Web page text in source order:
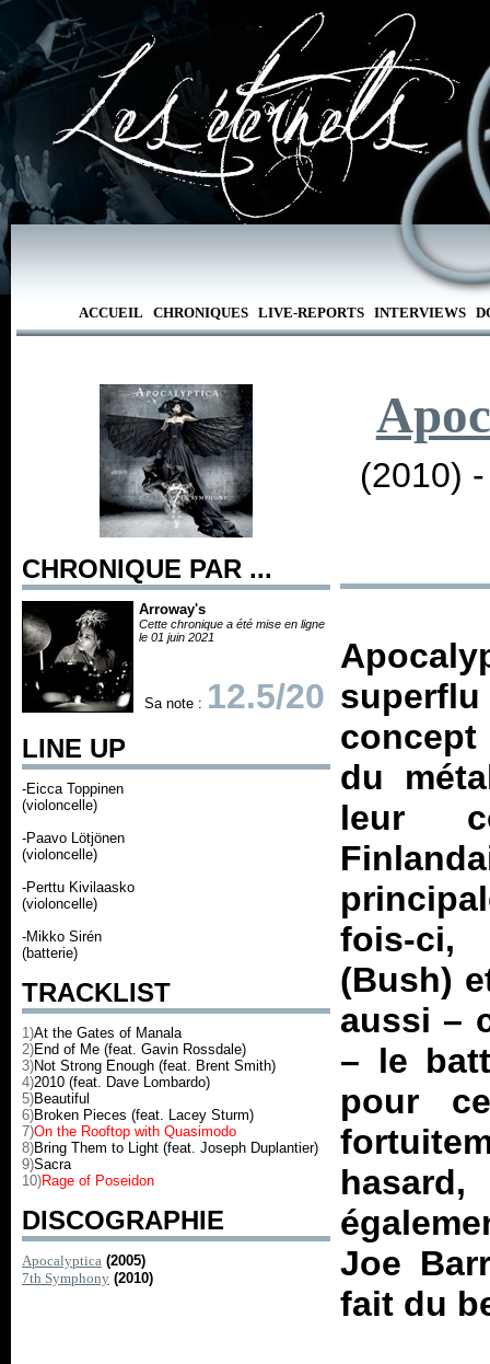
ACCUEIL CHRONIQUES LIVE-REPORTS INTERVIEWS
CHRONIQUE PAR ...
Arroway's
Cette chronique a été mise en ligne
le 01 juin 2021
Sa note : 12.5/20
LINE UP
-Eicca Toppinen
(violoncelle)
-Paavo Lötjönen
(violoncelle)
-Perttu Kivilaasko
(violoncelle)
-Mikko Sirén
(batterie)
TRACKLIST
1)At the Gates of Manala
2)End of Me (feat. Gavin Rossdale)
3)Not Strong Enough (feat. Brent Smith)
4)2010 (feat. Dave Lombardo)
5)Beautiful
6)Broken Pieces (feat. Lacey Sturm)
7)On the Rooftop with Quasimodo
8)Bring Them to Light (feat. Joseph Duplantier)
9)Sacra
10)Rage of Poseidon
DISCOGRAPHIE
Apocalyptica (2005)
7th Symphony (2010)
(2010)
du
leur
fois-ci,
(Bush)
aussi –
– le
pour
Joe
fait du